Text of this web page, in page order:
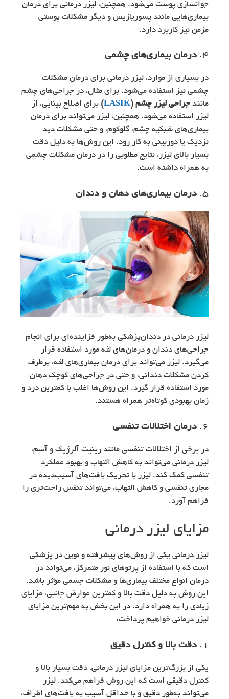
جوانسازی پوست می‌شود. همچنین، لیزر درمانی برای درمان
بیماری‌هایی مانند پسوریازیس و دیگر مشکلات پوستی
مزمن نیز کاربرد دارد.
4. درمان بیماری‌های چشمی
در بسیاری از موارد، لیزر درمانی برای درمان مشکلات
چشمی نیز استفاده می‌شود. برای مثال، در جراحی‌های چشم
مانند جراحی لیزر چشم (LASIK
) برای اصلاح بینایی، از
لیزر استفاده می‌شود. همچنین، لیزر می‌تواند برای درمان
بیماری‌های شبکیه چشم، گلوکوم، و حتی مشکلات دید
نزدیک یا دوربینی به کار رود. این روش‌ها به دلیل دقت
بسیار بالای لیزر، نتایج مطلوبی را در درمان مشکلات چشمی
به همراه داشته است.
5. درمان بیماری‌های دهان و دندان
لیزر درمانی در دندان‌پزشکی به‌طور فزاینده‌ای برای انجام
جراحی‌های دندان و درمان‌های لثه مورد استفاده قرار
می‌گیرد. لیزر می‌تواند برای درمان بیماری‌های لثه، برطرف
کردن مشکلات دندانی، و حتی در جراحی‌های کوچک دهان
مورد استفاده قرار گیرد. این روش‌ها اغلب با کمترین درد و
زمان بهبودی کوتاه‌تر همراه هستند.
6. درمان اختلالات تنفسی
در برخی از اختلالات تنفسی مانند رینیت آلرژیک و آسم،
لیزر درمانی می‌تواند به کاهش التهاب و بهبود عملکرد
تنفسی کمک کند. لیزر با تحریک بافت‌های آسیب‌دیده در
مجاری تنفسی و کاهش التهاب، می‌تواند تنفس راحت‌تری را
فراهم آورد.
مزایای لیزر درمانی
لیزر درمانی یکی از روش‌های پیشرفته و نوین در پزشکی
است که با استفاده از پرتوهای نور متمرکز، می‌تواند در
درمان انواع مختلف بیماری‌ها و مشکلات جسمی مؤثر باشد.
این روش به دلیل دقت بالا و کمترین عوارض جانبی، مزایای
زیادی را به همراه دارد. در این بخش به مهم‌ترین مزایای
لیزر درمانی خواهیم پرداخت:
1. دقت بالا و کنترل دقیق
یکی از بزرگ‌ترین مزایای لیزر درمانی، دقت بسیار بالا و
کنترل دقیقی است که این روش فراهم می‌کند. لیزر
می‌تواند به‌طور دقیق و با حداقل آسیب به بافت‌های اطراف،